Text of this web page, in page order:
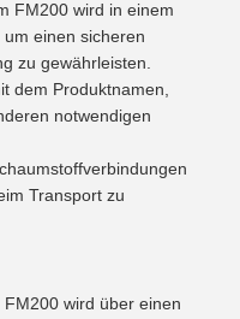
FM200 wird in einem
einen sicheren
zu gewährleisten.
dem Produktnamen,
notwendigen
Transport zu
wird über einen